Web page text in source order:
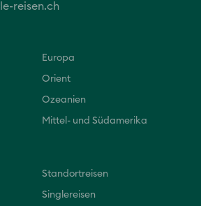
reisen.ch
Europa
Orient
Ozeanien
Mittel- und Südamerika
Standortreisen
Singlereisen